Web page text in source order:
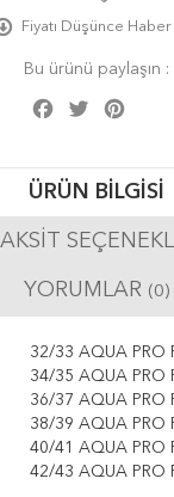
Fiyatı Düşünce
Bu ürünü paylaşın :
Facebook
Twitter
ÜRÜN BILGISI
YORUMLAR (0)
32/33 AQUA PRO
34/35 AQUA PRO
36/37 AQUA PRO
38/39 AQUA PRO
40/41 AQUA PRO
42/43 AQUA PRO